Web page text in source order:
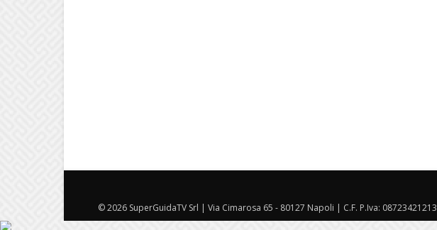
© 2026 SuperGuidaTV Srl | Via Cimarosa 65 - 80127 Napoli | C.F. P.Iva: 08723421213